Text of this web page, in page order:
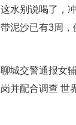
这水别说喝了，
带泥沙已有3周，
聊城交警通报女
岗并配合调查 世